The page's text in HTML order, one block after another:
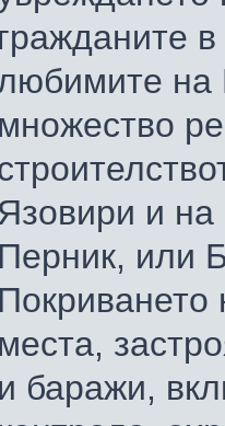
гражданите
на
множество
Язовири и
Перник, или
Покриването
места,
и баражи,